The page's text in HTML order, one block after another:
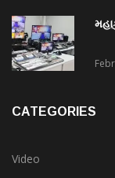
CATEGORIES
Video